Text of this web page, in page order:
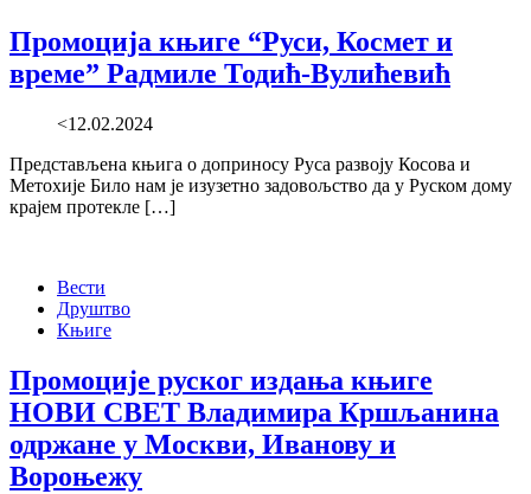
Промоција књиге “Руси, Космет и
време” Радмиле Тодић-Вулићевић
<12.02.2024
Представљена књига о доприносу Руса развоју Косова и
Метохије Било нам је изузетно задовољство да у Руском дому
крајем протекле […]
Вести
Друштво
Књиге
Промоције руског издања књиге
НОВИ СВЕТ Владимира Кршљанина
одржане у Москви, Иванову и
Вороњежу